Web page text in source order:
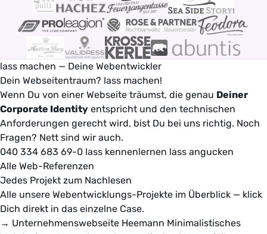
lass machen — Deine Webentwickler
Dein Webseitentraum? lass machen!
Wenn Du von einer Webseite träumst, die genau Deiner
Corporate Identity entspricht und den technischen
Anforderungen gerecht wird, bist Du bei uns richtig. Noch
Fragen? Nett sind wir auch.
040 334 683 69-0 lass kennenlernen lass angucken
Alle Web-Referenzen
Jedes Projekt zum Nachlesen
Alle unsere Webentwicklungs-Projekte im Überblick — klick
Dich direkt in das einzelne Case.
→ Unternehmenswebseite Heemann Minimalistisches